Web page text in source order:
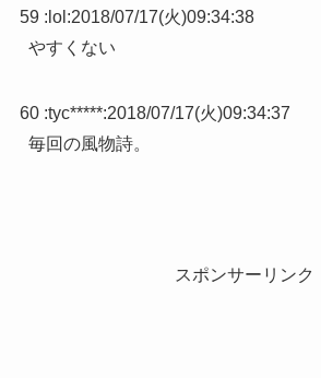
59 : lol :2018/07/17(火)09:34:38
やすくない
60 :tyc*****:2018/07/17(火)09:34:37
毎回の風物詩。
スポンサーリンク